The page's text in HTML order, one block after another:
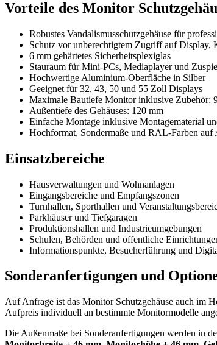
Vorteile des Monitor
Robustes Vandalismusschutzgehäuse für
Schutz vor unberechtigtem Zugriff auf Display,
6 mm gehärtetes Sicherheitsplexiglas
Stauraum für Mini-PCs, Mediaplayer und
Hochwertige Aluminium-Oberfläche in Silber
Geeignet für 32, 43, 50 und 55 Zoll Displays
Maximale Bautiefe Monitor inklusive Zubehör:
Außentiefe des Gehäuses: 120 mm
Einfache Montage inklusive Montagematerial
Hochformat, Sondermaße und RAL-Farben auf
Einsatzbereiche
Hausverwaltungen und Wohnanlagen
Eingangsbereiche und Empfangszonen
Turnhallen, Sporthallen und
Parkhäuser und Tiefgaragen
Produktionshallen und Industrieumgebungen
Schulen, Behörden und öffentliche
Informationspunkte, Besucherführung und
Sonderanfertigungen und
Auf Anfrage ist das Monitor Schutzgehäuse auch im
Aufpreis individuell an bestimmte Monitormodelle
Die Außenmaße bei Sonderanfertigungen werden in